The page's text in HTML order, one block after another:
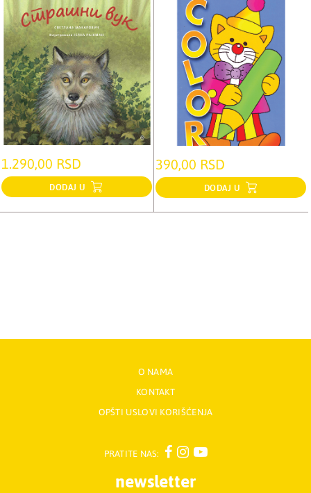
1.290,00 RSD
DODAJ U
390,00 RSD
DODAJ U
O NAMA
KONTAKT
OPŠTI USLOVI KORIŠĆENJA
PRATITE NAS:
newsletter